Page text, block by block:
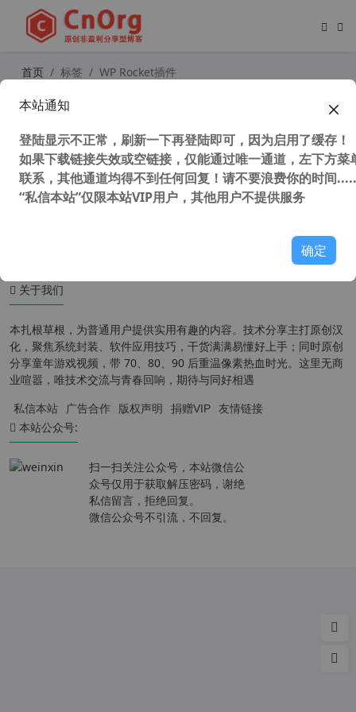
首页 标签 WP Rocket插件
WP Rocket v3.12.2.1 汉化中文版 Wo
关于我们
本扎根草根，为普通用户提供实用有趣的内容。技术分享主打原创汉
化，聚焦系统封装、软件应用技巧，干货满满易懂好上手；同时原创
分享童年游戏视频，带 70、80、90 后重温像素热血时光。这里无商
业喧嚣，唯技术交流与青春回响，期待与同好相遇
私信本站 广告合作 版权声明 捐赠VIP 友情链接
本站公众号:
扫一扫关注公众号，本站微信公
众号仅用于获取解压密码，谢绝
私信留言，拒绝回复。
微信公众号不引流，不回复。
本站通知
登陆显示不正常，刷新一下再登陆即可，因为启用了缓存！
如果下载链接失效或空链接，仅能通过唯一通道，左下方菜
联系，其他通道均得不到任何回复！请不要浪费你的时间
“私信本站”仅限本站VIP用户，其他用户不提供服务
确定